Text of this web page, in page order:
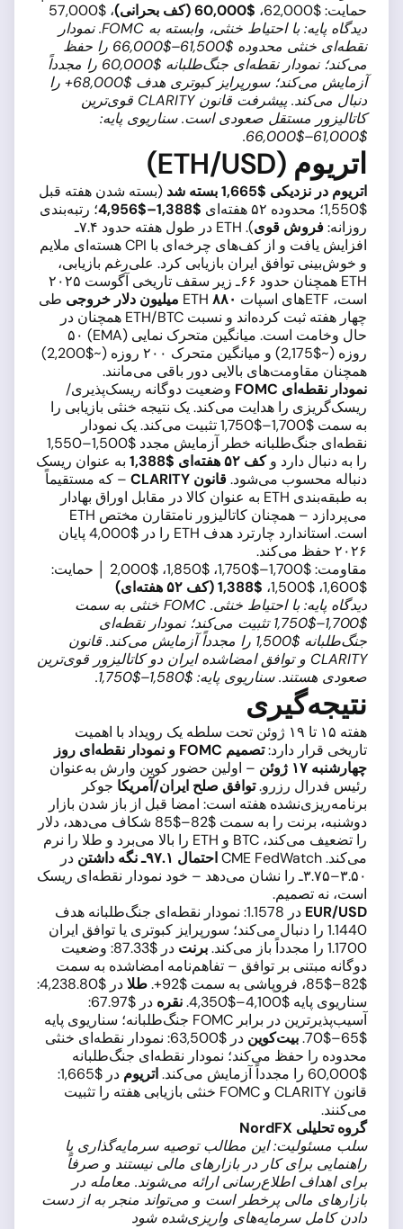
حمایت: $62,000،
$60,000 (کف بحرانی)
، $57,000
دیدگاه پایه: با احتیاط خنثی، وابسته به FOMC. نمودار
نقطه‌ای خنثی محدوده $61,500–$66,000 را حفظ
می‌کند؛ نمودار نقطه‌ای جنگ‌طلبانه $60,000 را مجدداً
آزمایش می‌کند؛ سورپرایز کبوتری هدف $68,000+ را
دنبال می‌کند. پیشرفت قانون CLARITY قوی‌ترین
کاتالیزور مستقل صعودی است. سناریوی پایه:
$61,000–$66,000.
اتریوم (ETH/USD)
اتریوم در نزدیکی $1,665 بسته شد
(بسته شدن هفته قبل
$1,550؛ محدوده ۵۲ هفته‌ای
$1,388–$4,956
؛ رتبه‌بندی
روزانه:فروش قوی
). ETH در طول هفته حدود ۷.۴ـ
افزایش یافت و از کف‌های چرخه‌ای با CPI هسته‌ای ملایم
و خوش‌بینی توافق ایران بازیابی کرد. علی‌رغم بازیابی،
ETH همچنان حدود ۶۶ـ زیر سقف تاریخی آگوست ۲۰۲۵
است، ETF‌های اسپات ETH
۸۸۰ میلیون دلار خروجی
طی
چهار هفته ثبت کرده‌اند و نسبت ETH/BTC همچنان در
حال وخامت است. میانگین متحرک نمایی (EMA) ۵۰
روزه (~$2,175) و میانگین متحرک ۲۰۰ روزه (~$2,200)
همچنان مقاومت‌های بالایی دور باقی می‌مانند.
نمودار نقطه‌ای FOMC
وضعیت دوگانه ریسک‌پذیری/
ریسک‌گریزی را هدایت می‌کند. یک نتیجه خنثی بازیابی را
به سمت $1,700–$1,750 تثبیت می‌کند. یک نمودار
نقطه‌ای جنگ‌طلبانه خطر آزمایش مجدد $1,500–1,550
را به دنبال دارد وکف ۵۲ هفته‌ای $1,388
به عنوان ریسک
دنباله محسوب می‌شود.قانون CLARITY
– که مستقیماً
به طبقه‌بندی ETH به عنوان کالا در مقابل اوراق بهادار
می‌پردازد – همچنان کاتالیزور نامتقارن مختص ETH
است. استاندارد چارترد هدف ETH را در $4,000 پایان
۲۰۲۶ حفظ می‌کند.
مقاومت: $1,700–$1,750، $1,850، $2,000 │ حمایت:
$1,600، $1,500،
$1,388 (کف ۵۲ هفته‌ای)
دیدگاه پایه: با احتیاط خنثی. FOMC خنثی به سمت
$1,700–$1,750 تثبیت می‌کند؛ نمودار نقطه‌ای
جنگ‌طلبانه $1,500 را مجدداً آزمایش می‌کند. قانون
CLARITY و توافق امضاشده ایران دو کاتالیزور قوی‌ترین
صعودی هستند. سناریوی پایه: $1,580–$1,750.
نتیجه‌گیری
هفته ۱۵ تا ۱۹ ژوئن تحت سلطه یک رویداد با اهمیت
تاریخی قرار دارد:
تصمیم FOMC و نمودار نقطه‌ای روز
چهارشنبه ۱۷ ژوئن
– اولین حضور کوین وارش به‌عنوان
رئیس فدرال رزرو.توافق صلح ایران/آمریکا جوکر
برنامه‌ریزی‌نشده هفته است: امضا قبل از باز شدن بازار
دوشنبه، برنت را به سمت $82–$85 شکاف می‌دهد، دلار
را تضعیف می‌کند، BTC و ETH را بالا می‌برد و طلا را نرم
می‌کند. CME FedWatch
احتمال ۹۷.۱ـ نگه داشتن
در
۳.۵۰–۳.۷۵ـ را نشان می‌دهد – خود نمودار نقطه‌ای ریسک
است، نه تصمیم.
EUR/USD
در 1.1578: نمودار نقطه‌ای جنگ‌طلبانه هدف
1.1440 را دنبال می‌کند؛ سورپرایز کبوتری یا توافق ایران
1.1700 را مجدداً باز می‌کند.
برنت
در $87.33: وضعیت
دوگانه مبتنی بر توافق – تفاهم‌نامه امضاشده به سمت
$82–$85، فروپاشی به سمت $92+.
طلا
در $4,238.80:
سناریوی پایه $4,100–$4,350.
نقره
در $67.97:
آسیب‌پذیرترین در برابر FOMC جنگ‌طلبانه؛ سناریوی پایه
$65–$70.
بیت‌کوین
در $63,500: نمودار نقطه‌ای خنثی
محدوده را حفظ می‌کند؛ نمودار نقطه‌ای جنگ‌طلبانه
$60,000 را مجدداً آزمایش می‌کند.
اتریوم
در $1,665:
قانون CLARITY و FOMC خنثی بازیابی هفته را تثبیت
می‌کنند.
گروه تحلیلی NordFX
سلب مسئولیت: این مطالب توصیه سرمایه‌گذاری یا
راهنمایی برای کار در بازارهای مالی نیستند و صرفاً
برای اهداف اطلاع‌رسانی ارائه می‌شوند. معامله در
بازارهای مالی پرخطر است و می‌تواند منجر به از دست
دادن کامل سرمایه‌های واریزی‌شده شود